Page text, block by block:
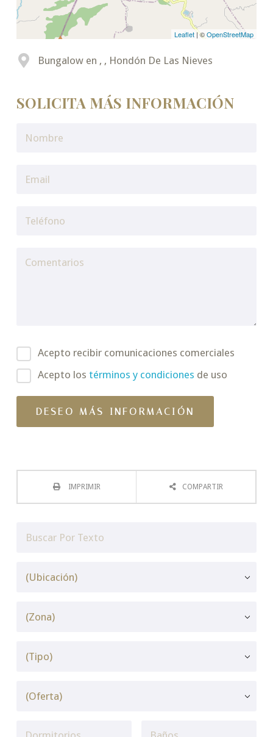
Leaflet | ©OpenStreetMap
Bungalow en , , Hondón De Las Nieves
SOLICITA MÁS INFORMACIÓN
Acepto recibir comunicaciones comerciales
Acepto los términos y condiciones de uso
IMPRIMIR COMPARTIR